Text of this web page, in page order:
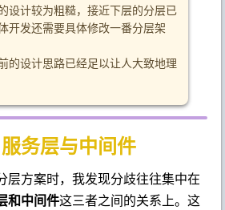
设计较为粗糙，接近下层的分层已
开发还需要具体修改一番分层架
的设计思路已经足以让人大致地理
务层与中间件
层方案时，我发现分歧往往集中在
和中间件这三者之间的关系上。这